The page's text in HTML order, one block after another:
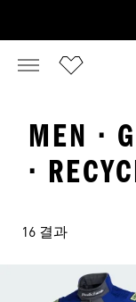
MEN ·
·
16 결과